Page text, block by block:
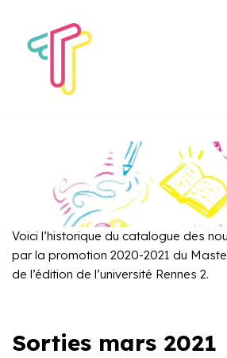
Aller
contenu
Voici l’historique du catalogue des
par la promotion 2020-2021 du
de l’édition de l’université Rennes 2.
Sorties mars 2021